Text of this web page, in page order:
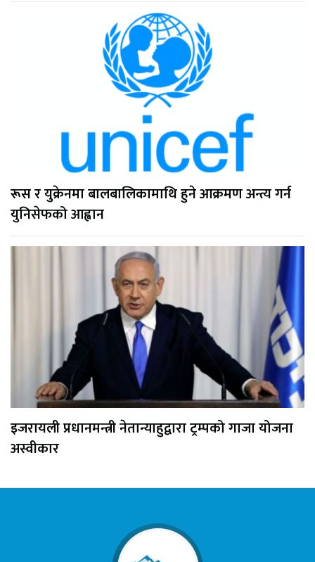
रूस र युक्रेनमा बालबालिकामाथि हुने आक्रमण अन्त्य गर्न
युनिसेफको आह्वान
इजरायली प्रधानमन्त्री नेतान्याहुद्वारा ट्रम्पको गाजा योजना
अस्वीकार